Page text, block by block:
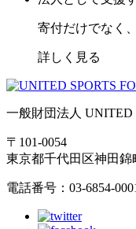
寄付だけでなく
詳しく見る
一般財団法人 UNITED
〒101-0054
東京都千代田区神田錦
電話番号：03-6854-